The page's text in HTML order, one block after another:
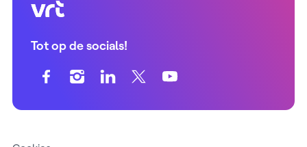
VRT (home)
Tot op de socials!